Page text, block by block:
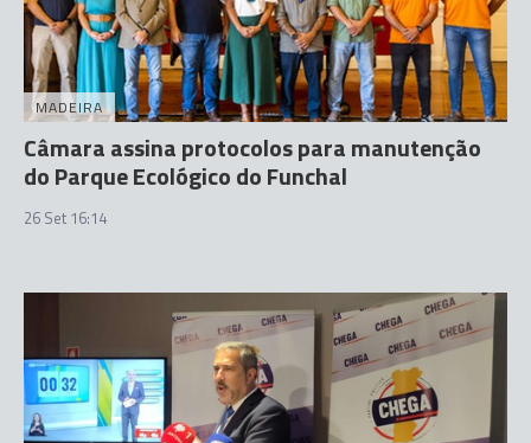
MADEIRA
Câmara assina protocolos para manutenção
do Parque Ecológico do Funchal
26 Set 16:14